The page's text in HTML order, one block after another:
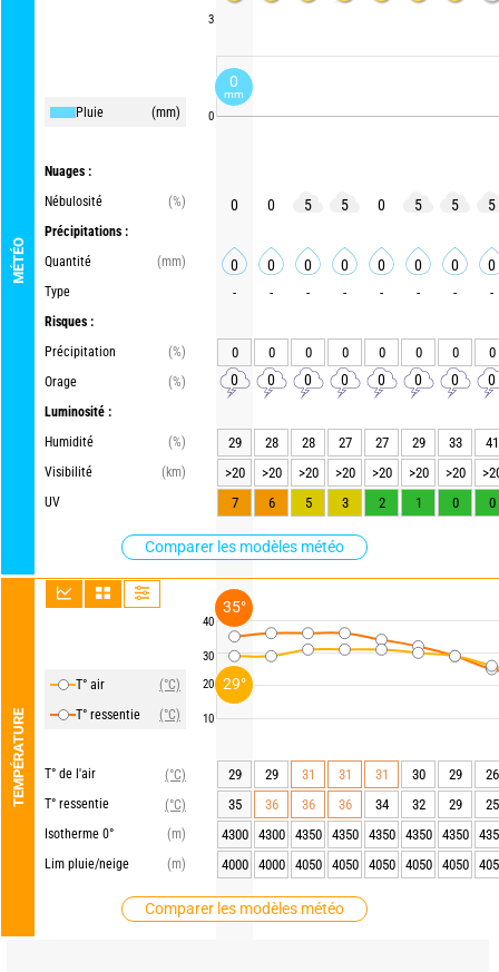
MÉTÉO
Pluie (mm)
Nuages :
Nébulosité
(%)
Précipitations :
Quantité
(mm)
Type
Risques :
Précipitation
(%)
Orage
(%)
Luminosité :
Humidité
(%)
Visibilité
(km)
UV
Comparer les modèles météo
TEMPÉRATURE
T° air
(°C)
T° ressentie
(°C)
T° de l'air
(°C)
T° ressentie
(°C)
Isotherme 0°
(m)
Lim pluie/neige
(m)
Comparer les modèles météo
3
0
40
30
20
10
0 0 5 5 0 5 5 5
0 0 0 0 0 0 0 0
- - - - - - - -
0 0 0 0 0 0 0 0
0 0 0 0 0 0 0 0
29 28 28 27 27 29 33
41
>20
>20 >20 >20 >20 >20 >20
7
6 5 3 2 1 0 0
29 29 31 31 31 30 29
26
35
36 36 36 34 32 29
25
4300
4300 4350 4350 4350 4350 4350
4000
4000 4050 4050 4050 4050 4050
0
mm
29°
35°